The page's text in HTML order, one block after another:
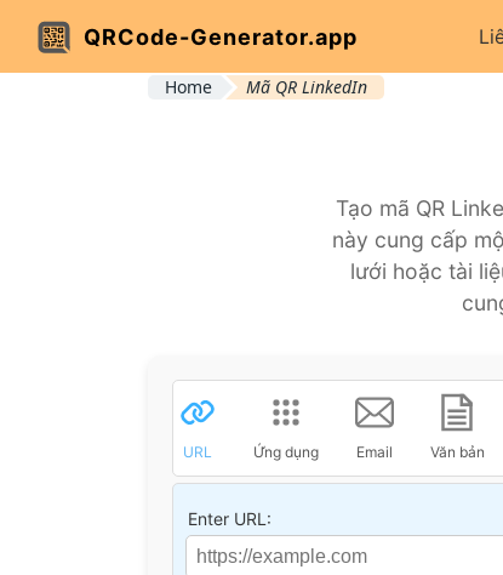
QRCode-Generator.app
Home Mã QR LinkedIn
Tạo mã QR
này cung cấp
lưới hoặc tài
URL Ứng dụng Email Văn bản
Enter URL: